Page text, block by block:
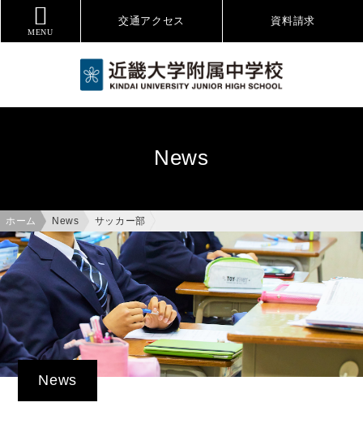
MENU
交通アクセス 資料請求
News
ホーム News サッカー部
News